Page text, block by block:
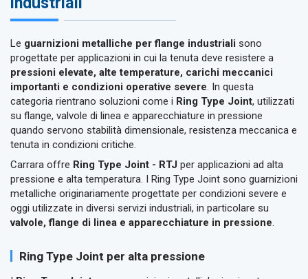
Le guarnizioni metalliche per flange industriali sono
progettate per applicazioni in cui la tenuta deve resistere a
pressioni elevate, alte temperature, carichi meccanici
importanti e condizioni operative severe. In questa
categoria rientrano soluzioni come i Ring Type Joint, utilizzati
su flange, valvole di linea e apparecchiature in pressione
quando servono stabilità dimensionale, resistenza meccanica e
tenuta in condizioni critiche.
Carrara offre Ring Type Joint - RTJ per applicazioni ad alta
pressione e alta temperatura. I Ring Type Joint sono guarnizioni
metalliche originariamente progettate per condizioni severe e
oggi utilizzate in diversi servizi industriali, in particolare su
valvole, flange di linea e apparecchiature in pressione.
Ring Type Joint per alta pressione